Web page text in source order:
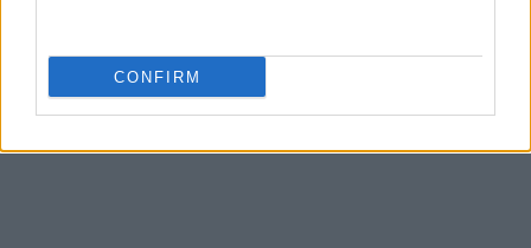
CONFIRM